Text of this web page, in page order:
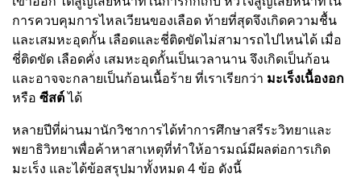
การควบคุมการไหลเวียนของเลือด ท้ายที่สุดจึงเกิดความชื้น
และเสมหะอุดกั้น เลือดและชี่ติดขัดไม่สามารถไปไหนได้ เมื่อ
ชี่ติดขัด เลือดคั่ง เสมหะอุดกั้นเป็นเวลานาน จึงเกิดเป็นก้อน
และอาจจะกลายเป็นก้อนเนื้อร้าย ที่เราเรียกว่า มะเร็งเนื้องอก
หรือ ซีสต์ได้
หลายปีที่ผ่านมานักวิชาการได้ทำการศึกษาสรีระวิทยาและ
พยาธิวิทยาเพื่อค้าหาสาเหตุที่ทำให้อารมณ์มีผลต่อการเกิด
มะเร็ง และได้ข้อสรุปมาทั้งหมด 4 ข้อ ดังนี้